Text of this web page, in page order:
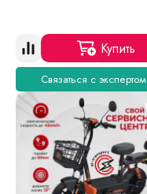
Купить
Связаться с экспертом